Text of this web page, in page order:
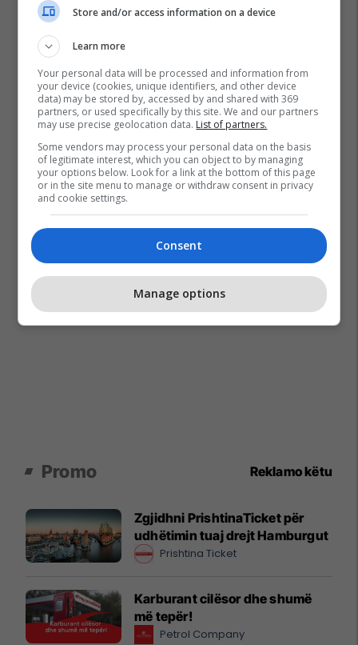
Promo Reklamo këtu
Zgjidhni PrishtinaTicket për
udhëtimin tuaj drejt Hamburgut
Prishtina Ticket
Karburant cilësor dhe shumë
më tepër!
Petrol Company
Store and/or access information on a device
Learn more
Your personal data will be processed and information from
your device (cookies, unique identifiers, and other device
data) may be stored by, accessed by and shared with 369
partners, or used specifically by this site. We and our partners
may use precise geolocation data. List of partners.
Some vendors may process your personal data on the basis
of legitimate interest, which you can object to by managing
your options below. Look for a link at the bottom of this page
or in the site menu to manage or withdraw consent in privacy
and cookie settings.
Consent
Manage options